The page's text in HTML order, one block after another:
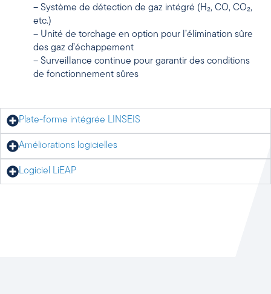
– Système de détection de gaz intégré (H₂, CO, CO₂,
etc.)
– Unité de torchage en option pour l’élimination sûre
des gaz d’échappement
– Surveillance continue pour garantir des conditions
de fonctionnement sûres
Plate-forme intégrée LINSEIS
Améliorations logicielles
Logiciel LiEAP